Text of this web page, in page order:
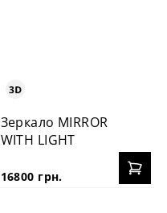
Зеркало MIRROR
WITH LIGHT
16800 грн.